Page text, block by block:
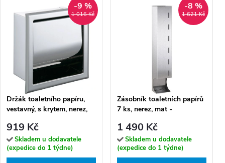
1 016 Kč
-9 %
Držák toaletního papíru,
vestavný, s krytem, nerez,
919 Kč
Skladem u dodavatele
(expedice do 1 týdne)
1 621 Kč
-8 %
Zásobník toaletních papírů
7 ks, nerez, mat -
1 490 Kč
Skladem u dodavatele
(expedice do 1 týdne)